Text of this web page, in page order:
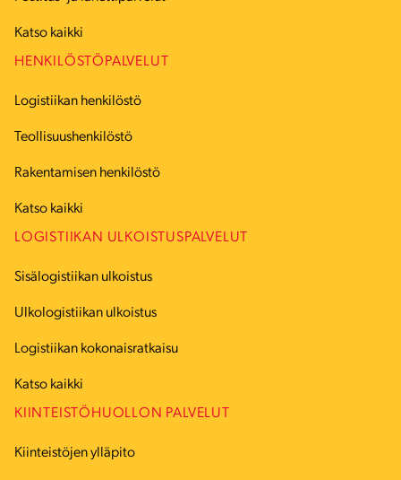
Katso kaikki
HENKILÖSTÖPALVELUT
Logistiikan henkilöstö
Teollisuushenkilöstö
Rakentamisen henkilöstö
Katso kaikki
LOGISTIIKAN ULKOISTUSPALVELUT
Sisälogistiikan ulkoistus
Ulkologistiikan ulkoistus
Logistiikan kokonaisratkaisu
Katso kaikki
KIINTEISTÖHUOLLON PALVELUT
Kiinteistöjen ylläpito